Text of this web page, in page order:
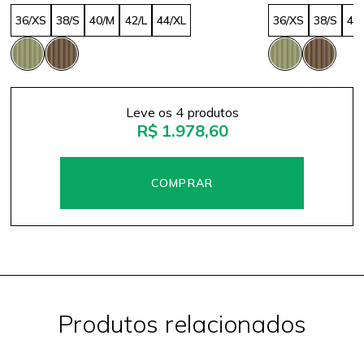
36/XS 38/S 40/M 42/L 44/XL 36/XS 38/S
Leve os 4 produtos
R$ 1.978,60
Produtos relacionados